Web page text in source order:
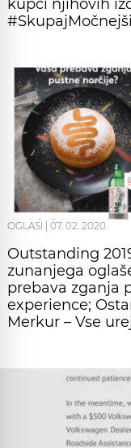
kupci njihovih
#SkupajMočnejši
OGLASI 07. 02. 2020
Outstanding
zunanjega
prebava zganja
experience;
Merkur – Vse